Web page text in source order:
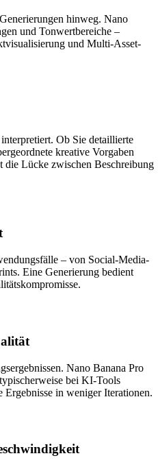
hinweg. Nano
und Tonwertbereiche –
und Multi-Asset-
Ob Sie detaillierte
kreative Vorgaben
die Lücke zwischen Beschreibung
– von Social-Media-
Eine Generierung bedient
Nano Banana Pro
bei KI-Tools
in weniger Iterationen.